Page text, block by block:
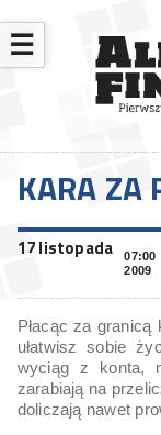
☰
KARA ZA
17 listopada
07:00
2009
Płacąc za
ułatwisz sobie
wyciąg z konta,
zarabiają na
doliczają nawet